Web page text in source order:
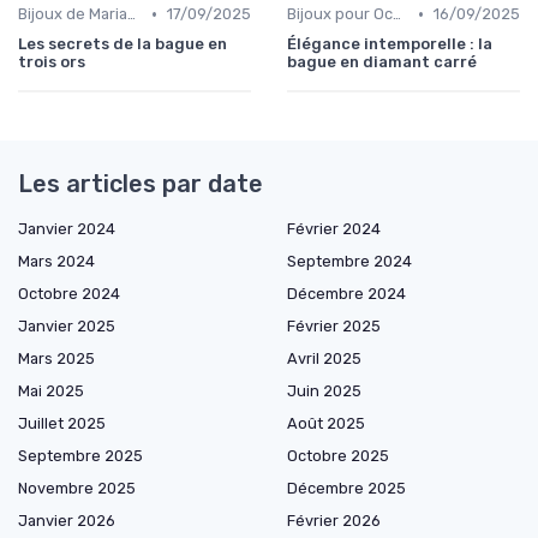
Bijoux de Mariage et de Fiançailles • 17/09/2025
Les secrets de la bague en
trois ors
Bijoux pour Occasions Spéciales • 16/09/2025
Élégance intemporelle : la
bague en diamant carré
Les articles par date
Janvier 2024
Février 2024
Mars 2024
Septembre 2024
Octobre 2024
Décembre 2024
Janvier 2025
Février 2025
Mars 2025
Avril 2025
Mai 2025
Juin 2025
Juillet 2025
Août 2025
Septembre 2025
Octobre 2025
Novembre 2025
Décembre 2025
Janvier 2026
Février 2026